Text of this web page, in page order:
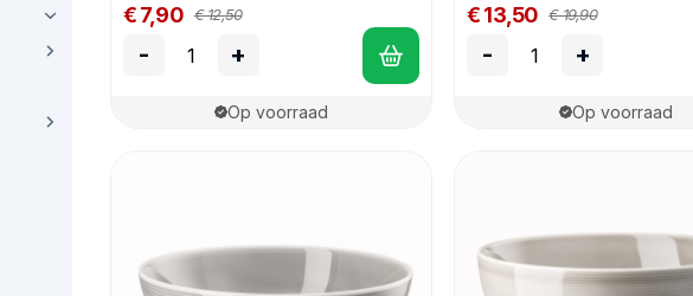
€ 7,90 € 12,50
- +
Op voorraad
€ 13,50 € 19,90
- +
Op voorraad